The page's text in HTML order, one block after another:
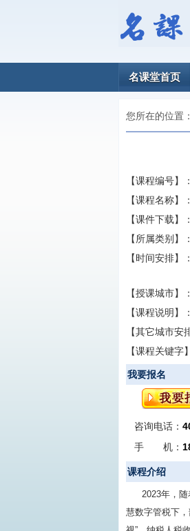
名课堂首页
您所在的位置：
【课程编号】：
【课程名称】：
【课件下载】：
【所属类别】：
【时间安排】：
【授课城市】：
【课程说明】：
【其它城市安
【课程关键字
我要报名
咨询电话：
手 机：
课程介绍
2023年，
慧数字管税下